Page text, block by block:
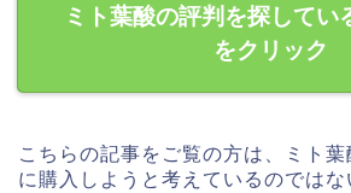
ミト葉酸の評判を探してい
をクリック
こちらの記事をご覧の方は、ミト葉
に購入しようと考えているのではな